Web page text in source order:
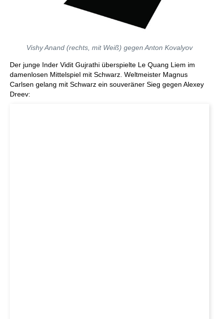
Vishy Anand (rechts, mit Weiß) gegen Anton Kovalyov
Der junge Inder Vidit Gujrathi überspielte Le Quang Liem im
damenlosen Mittelspiel mit Schwarz. Weltmeister Magnus
Carlsen gelang mit Schwarz ein souveräner Sieg gegen Alexey
Dreev: